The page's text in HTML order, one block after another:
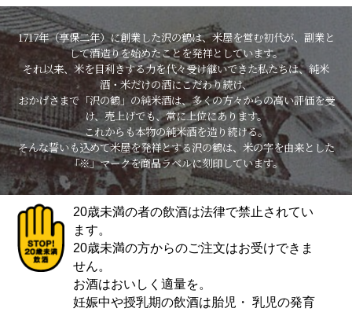
1717年（享保二年）に創業した沢の鶴は、米屋を営む初代が、副業と
して酒造りを始めたことを発祥としています。
それ以来、米を目利きする力を代々受け継いできた私たちは、純米
酒・米だけの酒にこだわり続け、
おかげさまで「沢の鶴」の純米酒は、多くの方々からの高い評価を受
け、売上げでも、常に上位にあります。
これからも本物の純米酒を造り続ける。
そんな誓いも込めて米屋を発祥とする沢の鶴は、米の字を由来とした
「※」マークを商品ラベルに刻印しています。
20歳未満の者の飲酒は法律で禁止されてい
ます。
20歳未満の方からのご注文はお受けできま
せん。
お酒はおいしく適量を。
妊娠中や授乳期の飲酒は胎児・ 乳児の発育